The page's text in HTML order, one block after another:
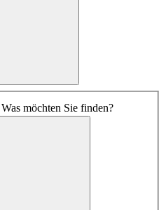
Was möchten Sie finden?